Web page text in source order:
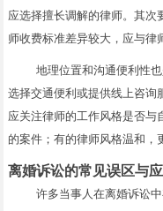
应选择擅长调解的律师。其次
师收费标准差异较大，应与律
地理位置和沟通便利性
选择交通便利或提供线上咨询
应关注律师的工作风格是否与
的案件；有的律师风格温和，
离婚诉讼的常见误区与
许多当事人在离婚诉讼